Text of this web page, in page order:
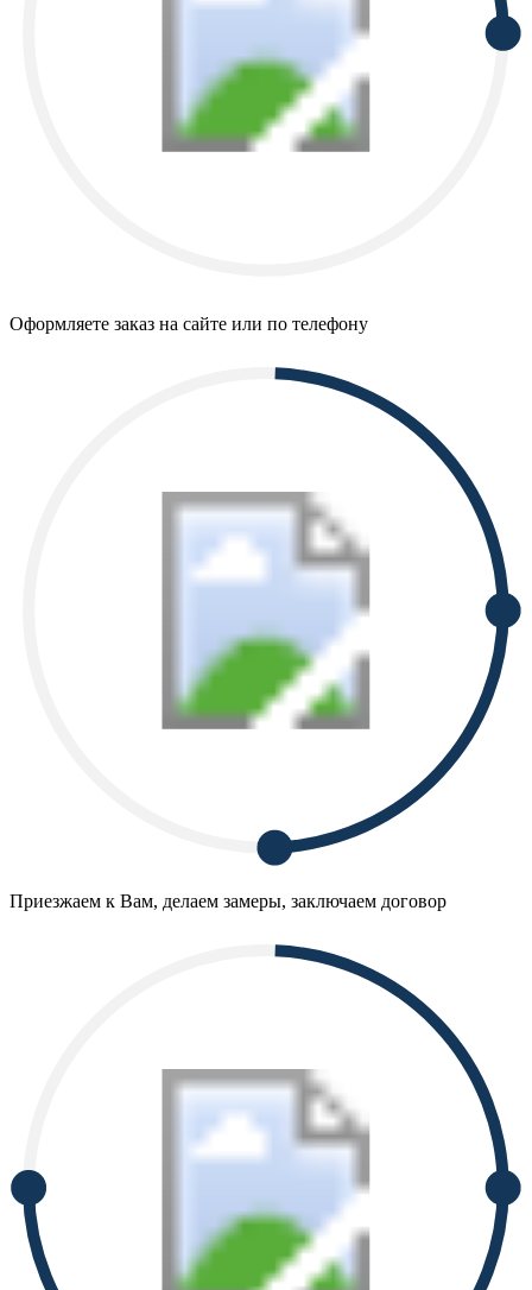
Оформляете заказ на сайте или по телефону
Приезжаем к Вам, делаем замеры, заключаем договор